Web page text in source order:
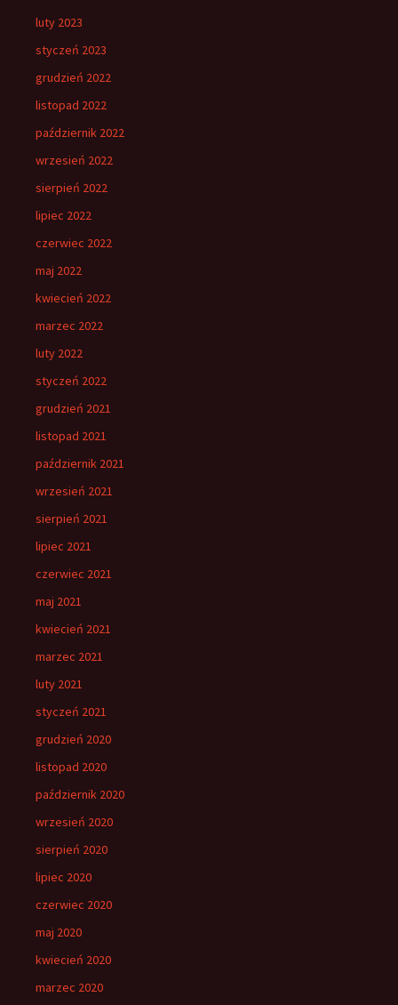
luty 2023
styczeń 2023
grudzień 2022
listopad 2022
październik 2022
wrzesień 2022
sierpień 2022
lipiec 2022
czerwiec 2022
maj 2022
kwiecień 2022
marzec 2022
luty 2022
styczeń 2022
grudzień 2021
listopad 2021
październik 2021
wrzesień 2021
sierpień 2021
lipiec 2021
czerwiec 2021
maj 2021
kwiecień 2021
marzec 2021
luty 2021
styczeń 2021
grudzień 2020
listopad 2020
październik 2020
wrzesień 2020
sierpień 2020
lipiec 2020
czerwiec 2020
maj 2020
kwiecień 2020
marzec 2020